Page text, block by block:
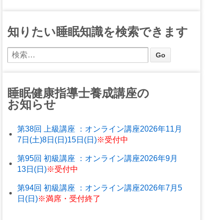
知りたい睡眠知識を検索できます
睡眠健康指導士養成講座の
お知らせ
第38回 上級講座 ：オンライン講座2026年11月
7日(土)8日(日)15日(日)※受付中
第95回 初級講座 ：オンライン講座2026年9月
13日(日)※受付中
第94回 初級講座 ：オンライン講座2026年7月5
日(日)※満席・受付終了